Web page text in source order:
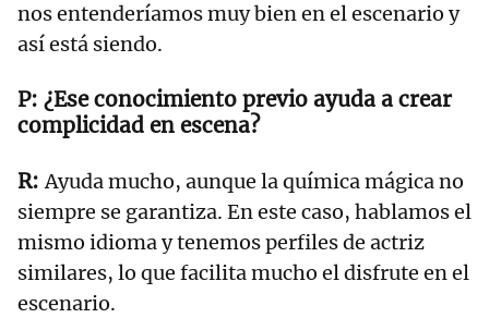
nos entenderíamos muy bien en el escenario y
así está siendo.
¿Ese conocimiento previo ayuda a crear
complicidad en escena?
Ayuda mucho, aunque la química mágica no
siempre se garantiza. En este caso, hablamos el
mismo idioma y tenemos perfiles de actriz
similares, lo que facilita mucho el disfrute en el
escenario.